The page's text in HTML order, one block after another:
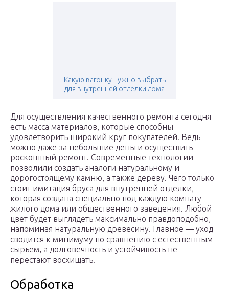
Какую вагонку нужно выбрать
для внутренней отделки дома
Для осуществления качественного ремонта сегодня
есть масса материалов, которые способны
удовлетворить широкий круг покупателей. Ведь
можно даже за небольшие деньги осуществить
роскошный ремонт. Современные технологии
позволили создать аналоги натуральному и
дорогостоящему камню, а также дереву. Чего только
стоит имитация бруса для внутренней отделки,
которая создана специально под каждую комнату
жилого дома или общественного заведения. Любой
цвет будет выглядеть максимально правдоподобно,
напоминая натуральную древесину. Главное — уход
сводится к минимуму по сравнению с естественным
сырьем, а долговечность и устойчивость не
перестают восхищать.
Обработка